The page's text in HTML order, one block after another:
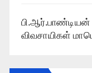
விவசாயிகள்